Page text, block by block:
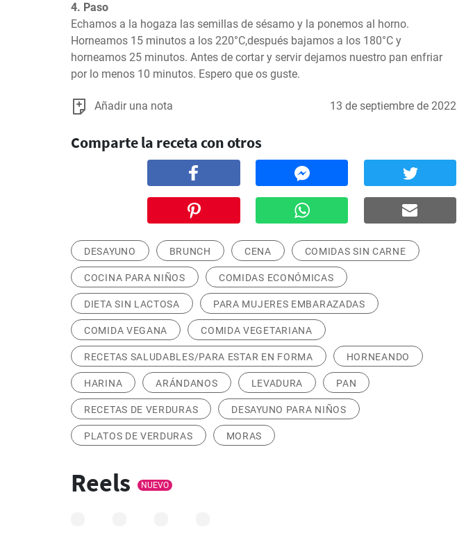
4. Paso
Echamos a la hogaza las semillas de sésamo y la ponemos al horno.
Horneamos 15 minutos a los 220°C,después bajamos a los 180°C y
horneamos 25 minutos. Antes de cortar y servir dejamos nuestro pan enfriar
por lo menos 10 minutos. Espero que os guste.
Añadir una nota 13 de septiembre de 2022
Comparte la receta con otros
DESAYUNO BRUNCH CENA COMIDAS SIN CARNE
COCINA PARA NIÑOS COMIDAS ECONÓMICAS
DIETA SIN LACTOSA PARA MUJERES EMBARAZADAS
COMIDA VEGANA COMIDA VEGETARIANA
RECETAS SALUDABLES/PARA ESTAR EN FORMA HORNEANDO
HARINA ARÁNDANOS LEVADURA PAN
RECETAS DE VERDURAS DESAYUNO PARA NIÑOS
PLATOS DE VERDURAS MORAS
Reels NUEVO